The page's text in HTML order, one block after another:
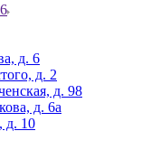
д. 6
д. 2
д. 98
д. 6а
д. 10